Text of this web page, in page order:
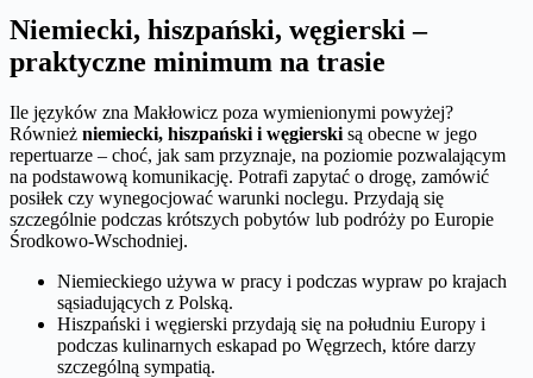
Niemiecki, hiszpański, węgierski –
praktyczne minimum na trasie
Ile języków zna Makłowicz poza wymienionymi powyżej?
Również niemiecki, hiszpański i węgierski są obecne w jego
repertuarze – choć, jak sam przyznaje, na poziomie pozwalającym
na podstawową komunikację. Potrafi zapytać o drogę, zamówić
posiłek czy wynegocjować warunki noclegu. Przydają się
szczególnie podczas krótszych pobytów lub podróży po Europie
Środkowo-Wschodniej.
Niemieckiego używa w pracy i podczas wypraw po krajach
sąsiadujących z Polską.
Hiszpański i węgierski przydają się na południu Europy i
podczas kulinarnych eskapad po Węgrzech, które darzy
szczególną sympatią.